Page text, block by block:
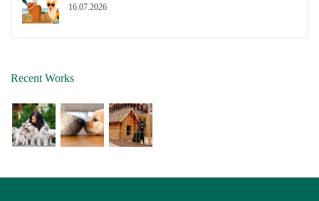
16.07.2026
Recent Works